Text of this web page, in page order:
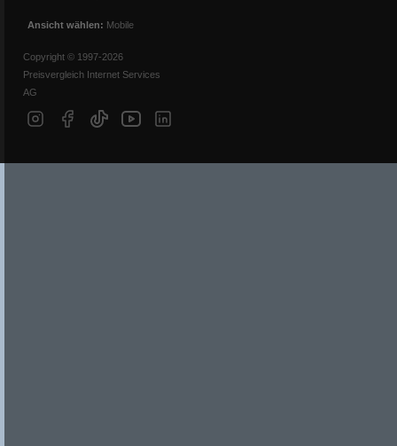
Ansicht wählen: Mobile
Copyright © 1997-2026
Preisvergleich Internet Services
AG